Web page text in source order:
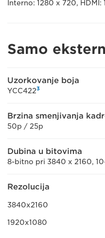
Interno: 1280 x 720,
Samo
Uzorkovanje boja
YCC4223
Brzina smenjivanja
50p / 25p
Dubina u bitovima
8-bitno pri 3840 x 2160,
Rezolucija
3840x2160
1920x1080